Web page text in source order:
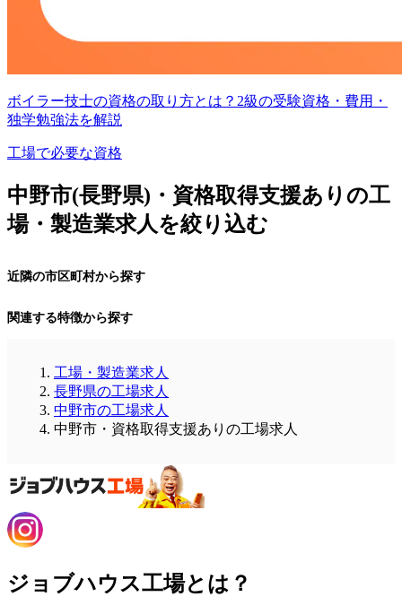
ボイラー技士の資格の取り方とは？2級の受験資格・費用・
独学勉強法を解説
工場で必要な資格
中野市(長野県)・資格取得支援ありの工
場・製造業求人を絞り込む
近隣の市区町村から探す
関連する特徴から探す
工場・製造業求人
長野県の工場求人
中野市の工場求人
中野市・資格取得支援ありの工場求人
ジョブハウス工場とは？